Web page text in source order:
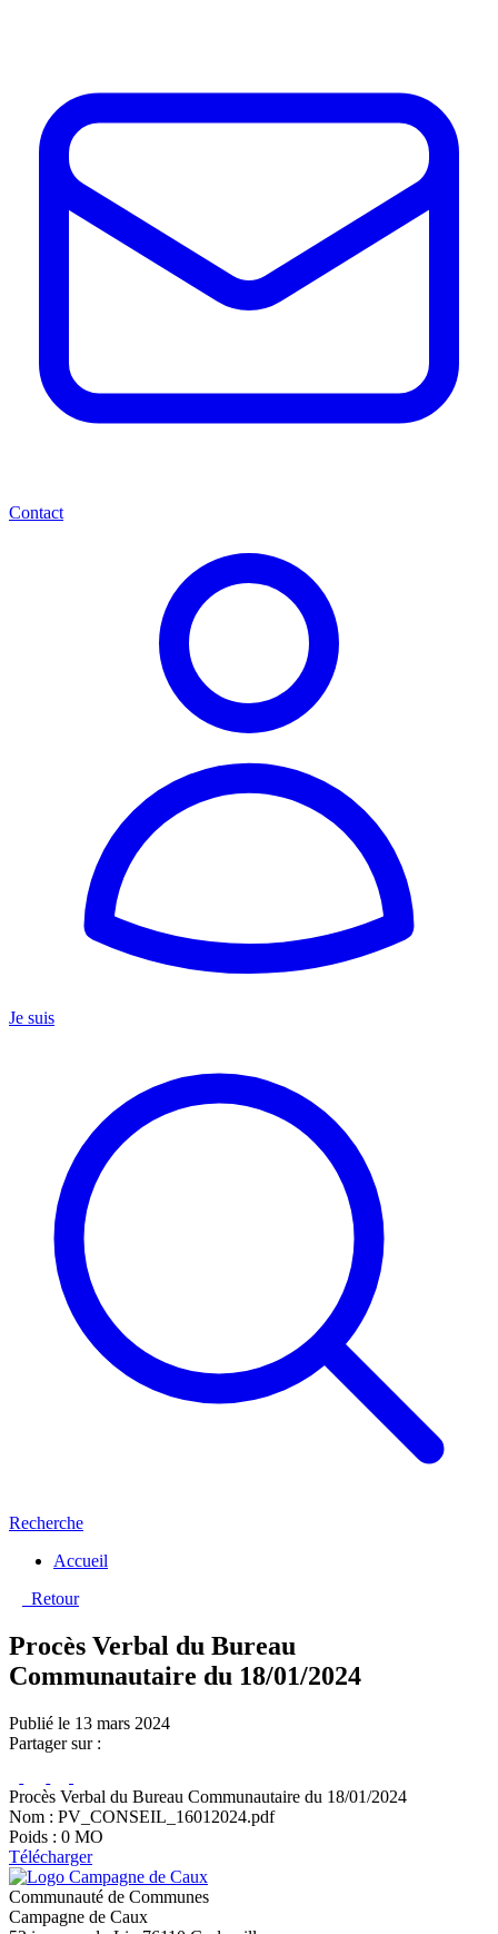
Contact
Je suis
Recherche
Accueil
Retour
Procès Verbal du Bureau
Communautaire du 18/01/2024
Publié le 13 mars 2024
Partager sur :
Procès Verbal du Bureau Communautaire du 18/01/2024
Nom : PV_CONSEIL_16012024.pdf
Poids : 0 MO
Télécharger
Communauté de Communes
Campagne de Caux